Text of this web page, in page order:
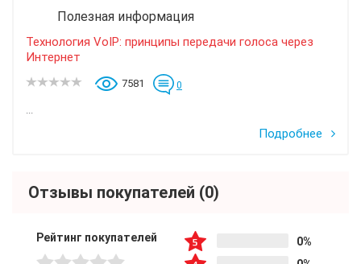
Полезная информация
Технология VoIP: принципы передачи голоса через
Интернет
7581 0
...
Подробнее
Отзывы покупателей (0)
Рейтинг покупателей
0%